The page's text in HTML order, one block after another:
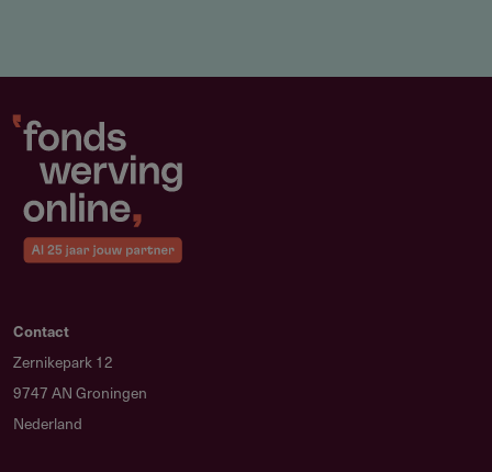
Hoe maak je je aanvraag sterker?
Toon een duidelijke match tussen je profiel en de
gekozen fellowship en onderbouw je motivatie en
ervaring met het onderwerp en de missie. De match telt
voor 40% mee in de beoordeling.
Vermeld geen h-index, journal impact factors of andere
reputatie-indicatoren; die zijn niet toegestaan onder de
DORA-richtlijnen. Lever je voorstel volledig en op tijd
aan.
Contact
Zernikepark 12
9747 AN Groningen
Nederland